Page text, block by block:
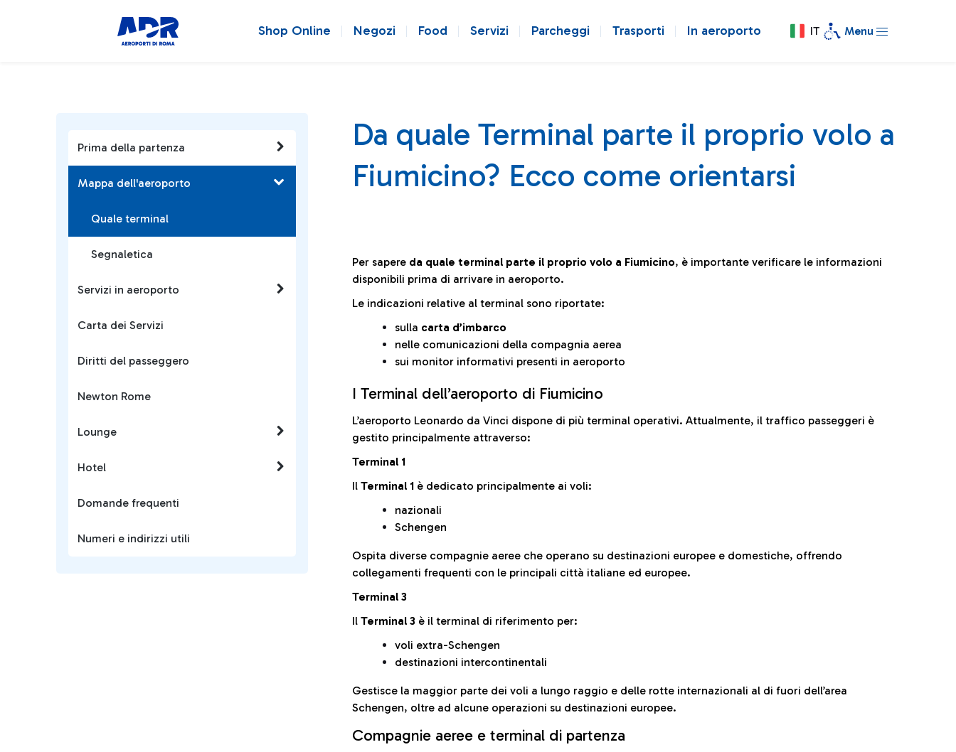
Shop Online Negozi Food Servizi Parcheggi Trasporti In aeroporto IT Menu
Prima della partenza
Mappa dell'aeroporto
Quale terminal
Segnaletica
Servizi in aeroporto
Carta dei Servizi
Diritti del passeggero
Newton Rome
Lounge
Hotel
Domande frequenti
Numeri e indirizzi utili
Da quale Terminal parte il proprio volo a
Fiumicino? Ecco come orientarsi
Per sapere da quale terminal parte il proprio volo a Fiumicino, è importante verificare le informazioni
disponibili prima di arrivare in aeroporto.
Le indicazioni relative al terminal sono riportate:
sulla carta d’imbarco
nelle comunicazioni della compagnia aerea
sui monitor informativi presenti in aeroporto
I Terminal dell’aeroporto di Fiumicino
L’aeroporto Leonardo da Vinci dispone di più terminal operativi. Attualmente, il traffico passeggeri è
gestito principalmente attraverso:
Terminal 1
Il Terminal 1 è dedicato principalmente ai voli:
nazionali
Schengen
Ospita diverse compagnie aeree che operano su destinazioni europee e domestiche, offrendo
collegamenti frequenti con le principali città italiane ed europee.
Terminal 3
Il Terminal 3 è il terminal di riferimento per:
voli extra-Schengen
destinazioni intercontinentali
Gestisce la maggior parte dei voli a lungo raggio e delle rotte internazionali al di fuori dell’area
Schengen, oltre ad alcune operazioni su destinazioni europee.
Compagnie aeree e terminal di partenza